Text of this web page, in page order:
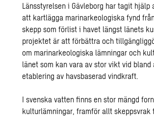
Länsstyrelsen i Gävleborg har tagit hjälp
att kartlägga marinarkeologiska fynd
skepp som förlist i havet längst länets
projektet är att förbättra och
om marinarkeologiska lämningar och
länet som kan vara av stor vikt vid bland
etablering av havsbaseradvindkraft
I svenska vatten finns en stor mängd
kulturlämningar, framför allt skeppsvrak